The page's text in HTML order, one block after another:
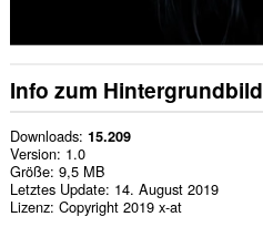
Info zum Hintergrundbild
Downloads 15.209
Version 1.0
Größe 9,5 MB
Letztes Update 14. August 2019
Lizenz Copyright 2019 x-at